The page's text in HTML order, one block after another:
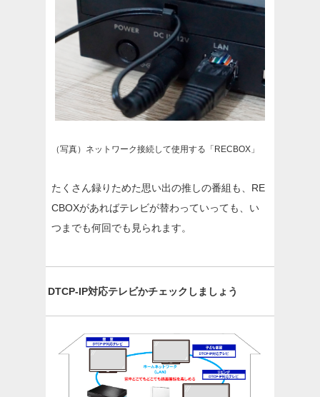
（写真）ネットワーク接続して使用する「RECBOX」
たくさん録りためた思い出の推しの番組も、RE
CBOXがあればテレビが替わっていっても、い
つまでも何回でも見られます。
DTCP-IP対応テレビかチェックしましょう